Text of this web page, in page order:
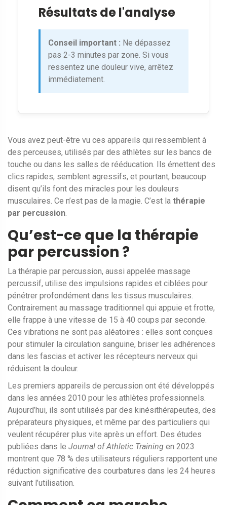
Résultats de l'analyse
Conseil important : Ne dépassez
pas 2-3 minutes par zone. Si vous
ressentez une douleur vive, arrêtez
immédiatement.
Vous avez peut-être vu ces appareils qui ressemblent à
des perceuses, utilisés par des athlètes sur les bancs de
touche ou dans les salles de rééducation. Ils émettent des
clics rapides, semblent agressifs, et pourtant, beaucoup
disent qu’ils font des miracles pour les douleurs
musculaires. Ce n’est pas de la magie. C’est la thérapie
par percussion.
Qu’est-ce que la thérapie
par percussion ?
La thérapie par percussion, aussi appelée massage
percussif, utilise des impulsions rapides et ciblées pour
pénétrer profondément dans les tissus musculaires.
Contrairement au massage traditionnel qui appuie et frotte,
elle frappe à une vitesse de 15 à 40 coups par seconde.
Ces vibrations ne sont pas aléatoires : elles sont conçues
pour stimuler la circulation sanguine, briser les adhérences
dans les fascias et activer les récepteurs nerveux qui
réduisent la douleur.
Les premiers appareils de percussion ont été développés
dans les années 2010 pour les athlètes professionnels.
Aujourd’hui, ils sont utilisés par des kinésithérapeutes, des
préparateurs physiques, et même par des particuliers qui
veulent récupérer plus vite après un effort. Des études
publiées dans le Journal of Athletic Training en 2023
montrent que 78 % des utilisateurs réguliers rapportent une
réduction significative des courbatures dans les 24 heures
suivant l’utilisation.